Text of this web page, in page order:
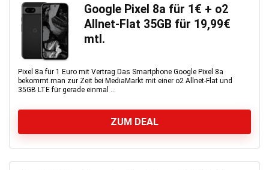
Google Pixel 8a für 1€ + o2
Allnet-Flat 35GB für 19,99€
mtl.
Pixel 8a für 1 Euro mit Vertrag Das Smartphone Google Pixel 8a
bekommt man zur Zeit bei MediaMarkt mit einer o2 Allnet-Flat und
35GB LTE für gerade einmal ...
ZUM DEAL